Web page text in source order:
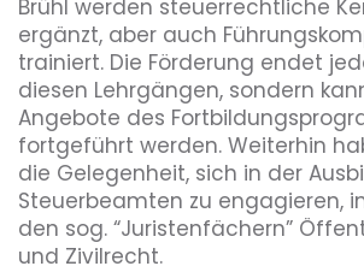
Brühl werden steuerrechtliche
ergänzt, aber auch
trainiert. Die Förderung endet
diesen Lehrgängen, sondern
Angebote des
fortgeführt werden. Weiterhin
die Gelegenheit, sich in der
Steuerbeamten zu engagieren,
den sog. “Juristenfächern”
und Zivilrecht.